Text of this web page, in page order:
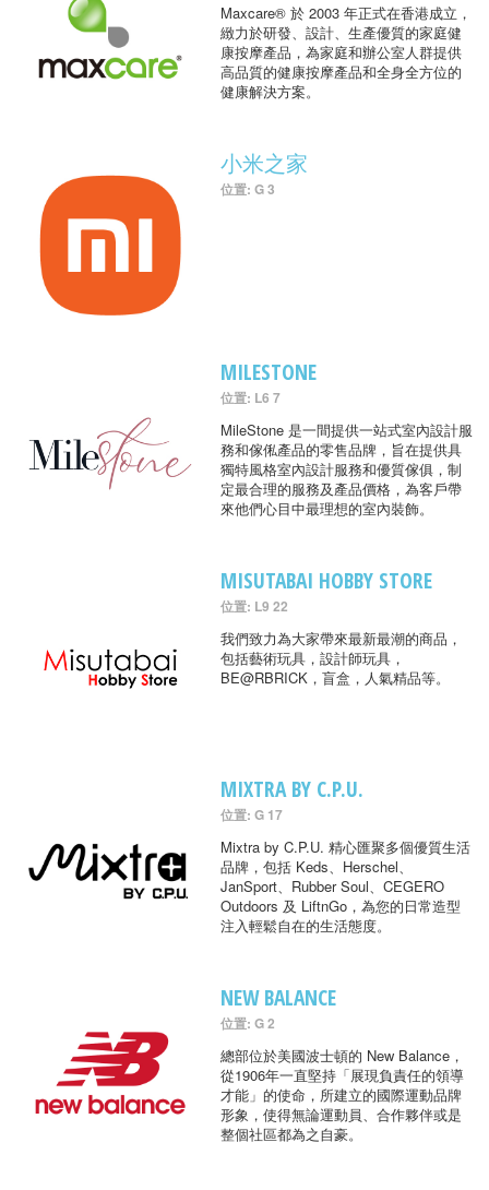
Maxcare® 於 2003 年正式在香港成立，
緻力於研發、設計、生產優質的家庭健
康按摩產品，為家庭和辦公室人群提供
高品質的健康按摩產品和全身全方位的
健康解決方案。
小米之家
位置: G 3
MILESTONE
位置: L6 7
MileStone 是一間提供一站式室內設計服
務和傢俬產品的零售品牌，旨在提供具
獨特風格室內設計服務和優質傢俱，制
定最合理的服務及產品價格，為客戶帶
來他們心目中最理想的室內裝飾。
MISUTABAI HOBBY STORE
位置: L9 22
我們致力為大家帶來最新最潮的商品，
包括藝術玩具，設計師玩具，
BE@RBRICK，盲盒，人氣精品等。
MIXTRA BY C.P.U.
位置: G 17
Mixtra by C.P.U. 精心匯聚多個優質生活
品牌，包括 Keds、Herschel、
JanSport、Rubber Soul、CEGERO
Outdoors 及 LiftnGo，為您的日常造型
注入輕鬆自在的生活態度。
NEW BALANCE
位置: G 2
總部位於美國波士頓的 New Balance，
從1906年一直堅持「展現負責任的領導
才能」的使命，所建立的國際運動品牌
形象，使得無論運動員、合作夥伴或是
整個社區都為之自豪。